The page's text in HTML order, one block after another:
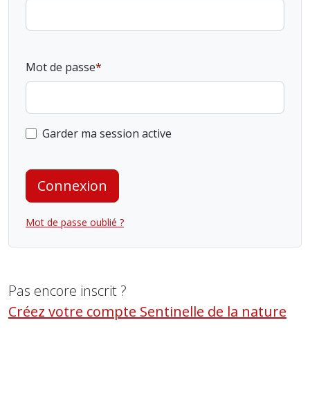
Mot de passe
Garder ma session active
Connexion
Mot de passe oublié ?
Pas encore inscrit ?
Créez votre compte Sentinelle de la nature